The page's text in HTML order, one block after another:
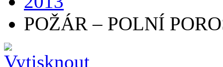
POŽÁR – POLNÍ